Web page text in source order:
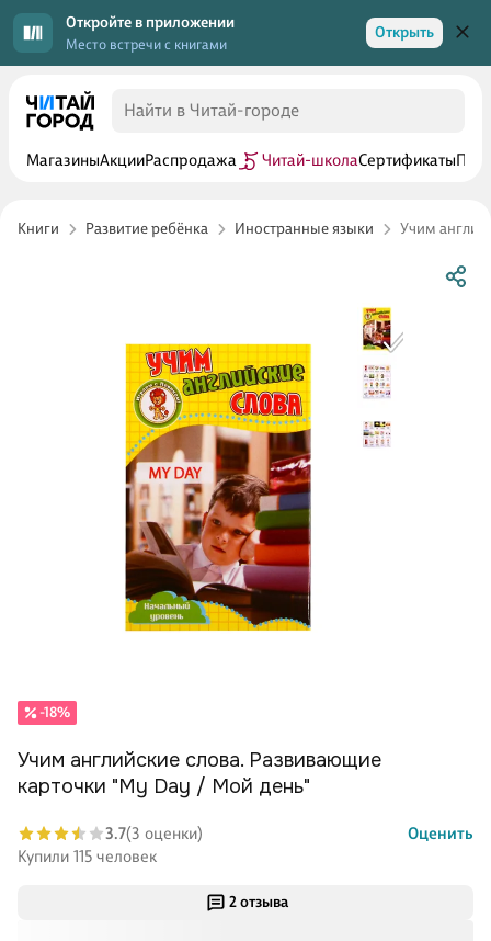
Откройте в приложении
Место встречи с книгами
Открыть
МагазиныАкцииРаспродажа Читай-школаСертификаты
Книги Развитие ребёнка Иностранные языки Учим
2 отзыва
-18%
Учим английские слова. Развивающие
карточки "My Day / Мой день"
3.7(3 оценки)
Оценить
Купили 115 человек